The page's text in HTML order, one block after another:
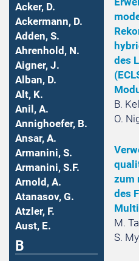
Acker, D.
Ackermann, D.
Adden, S.
Ahrenhold, N.
Aigner, J.
Alban, D.
Alt, K.
Anil, A.
Annighoefer, B.
Ansar, A.
Armanini, S.
Armanini, S.F.
Arnold, A.
Atanasov, G.
Atzler, F.
Aust, E.
B
des
B.
O.
zum
des
M.
S.